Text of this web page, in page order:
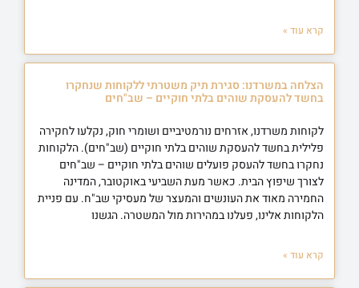
קרא עוד »
הצלחה במשרדנו: סגירת תיק משטרתי ללקוחות שנחקרו
בחשד להעסקת שוהים בלתי חוקיים – שב"חים
לקוחות משרדנו, אזרחים נורמטיביים ושומרי חוק, נקלעו לחקירה
פלילית בחשד להעסקת שוהים בלתי חוקיים (שב"חים). הלקוחות
נחקרו בחשד להעסק פועלים שוהים בלתי חוקיים – שב"חים
לצורך שיפוץ הבית. כאשר מעת השביעי באוקטובר, המדינה
החמירה מאוד את העונשים והמעצר של מעסיקי שב"ח. עם פניית
הלקוחות אלינו, פעלנו במהירות מול המשטרה. הגשנו
קרא עוד »